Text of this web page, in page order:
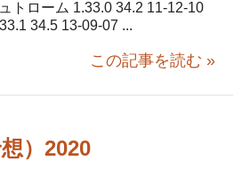
トローム 1.33.0 34.2 11-12-10
34.5 13-09-07 ...
この記事を読む »
）2020